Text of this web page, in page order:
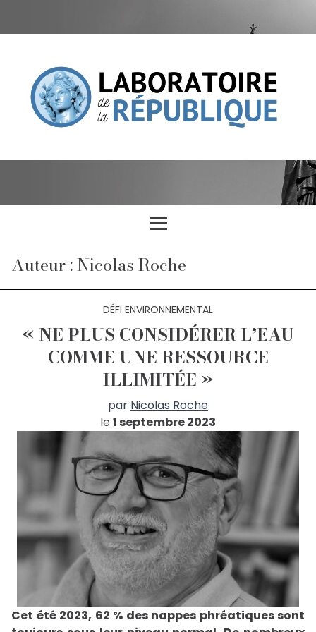
Auteur : Nicolas Roche
DÉFI ENVIRONNEMENTAL
« NE PLUS CONSIDÉRER L’EAU
COMME UNE RESSOURCE
ILLIMITÉE »
par Nicolas Roche
le1 septembre 2023
Cet été 2023, 62 % des nappes phréatiques sont